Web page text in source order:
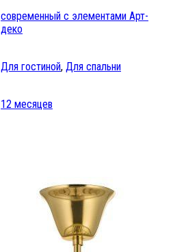
современный с элементами Арт-
деко
Для гостиной, Для спальни
12 месяцев